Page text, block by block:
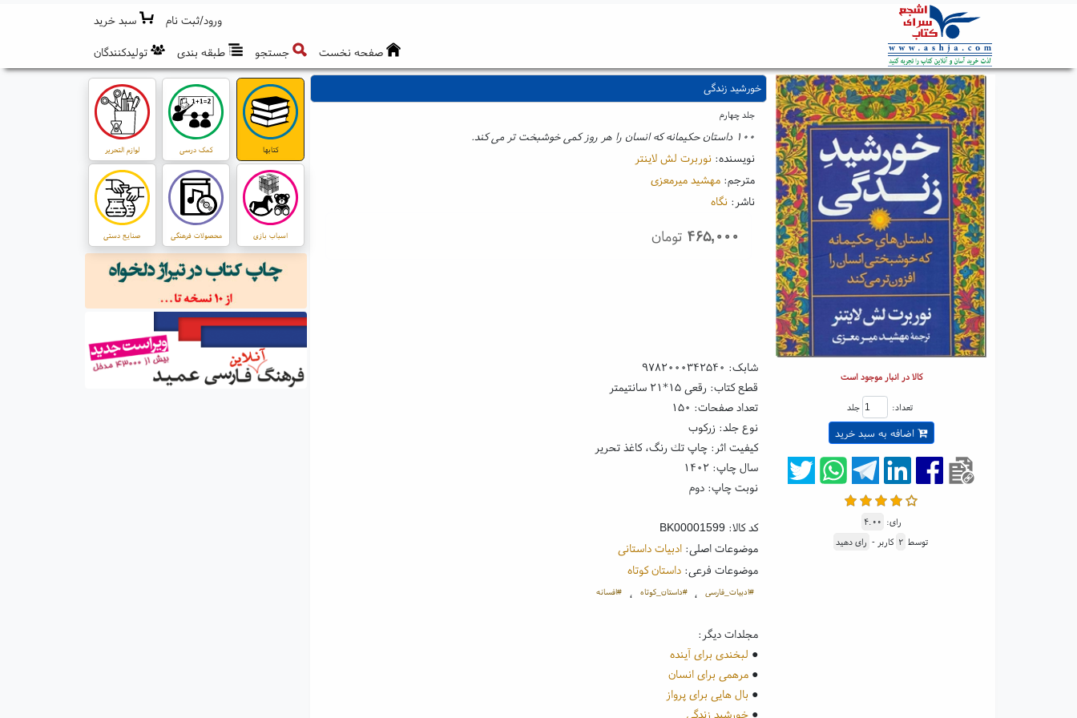
ورود/ثبت نام
سبد خرید
صفحه نخست
جستجو طبقه بندی تولیدکنندگان
خورشید زندگی
جلد چهارم
۱۰۰ داستان حکیمانه که انسان را هر روز کمی خوشبخت تر می کند.
نویسنده: نوربرت لش لاینتر
مترجم: مهشید میرمعزی
ناشر: نگاه
۴۶۵,۰۰۰ تومان
کالا در انبار موجود است
تعداد: جلد
اضافه به سبد خرید
رای: ۴.۰۰
توسط ۲ کاربر - رای دهید
شابک: ۹۷۸۲۰۰۰۳۴۲۵۴۰
قطع کتاب: رقعی ۱۵*۲۱ سانتیمتر
تعداد صفحات: ۱۵۰
نوع جلد: زرکوب
کیفیت اثر: چاپ تك رنگ، کاغذ تحریر
سال چاپ: ۱۴۰۲
نوبت چاپ: دوم
کد کالا:BK00001599
موضوعات اصلی:ادبیات داستانی
موضوعات فرعی:داستان کوتاه
#ادبیات_فارسی ، #داستان_کوتاه ، #افسانه
مجلدات دیگر:
● لبخندی برای آینده
●مرهمی برای انسان
● بال هایی برای پرواز
●خورشید زندگی
کتابها کمک درسی لوازم التحریر
اسباب بازی محصولات فرهنگی صنایع دستی